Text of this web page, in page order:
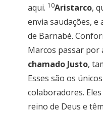
aqui. 10Aristarco,
envia saudações, e
de Barnabé.
Marcos passar por
chamado Justo,
Esses são os
colaboradores.
reino de Deus e